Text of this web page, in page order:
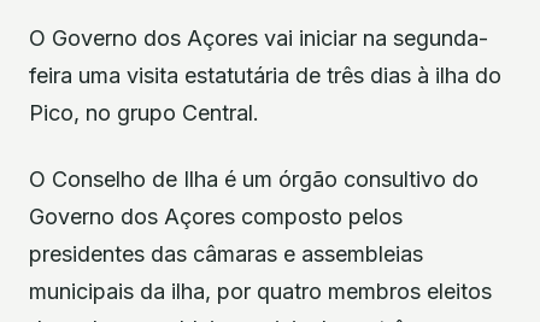
O Governo dos Açores vai iniciar na segunda-
feira uma visita estatutária de três dias à ilha do
Pico, no grupo Central.
O Conselho de Ilha é um órgão consultivo do
Governo dos Açores composto pelos
presidentes das câmaras e assembleias
municipais da ilha, por quatro membros eleitos